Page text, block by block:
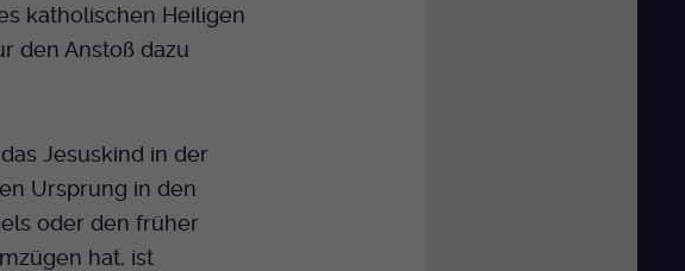
katholischen Heiligen
den Anstoß dazu
Jesuskind in der
Ursprung in den
oder den früher
hat, ist